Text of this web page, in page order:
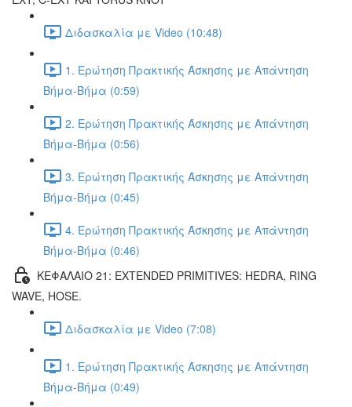
Διδασκαλία με Video (10:48)
1. Ερώτηση Πρακτικής Άσκησης με Απάντηση
Βήμα-Βήμα (0:59)
2. Ερώτηση Πρακτικής Άσκησης με Απάντηση
Βήμα-Βήμα (0:56)
3. Ερώτηση Πρακτικής Άσκησης με Απάντηση
Βήμα-Βήμα (0:45)
4. Ερώτηση Πρακτικής Άσκησης με Απάντηση
Βήμα-Βήμα (0:46)
ΚΕΦΑΛΑΙΟ 21: EXTENDED PRIMITIVES: HEDRA, RING
WAVE, HOSE.
Διδασκαλία με Video (7:08)
1. Ερώτηση Πρακτικής Άσκησης με Απάντηση
Βήμα-Βήμα (0:49)